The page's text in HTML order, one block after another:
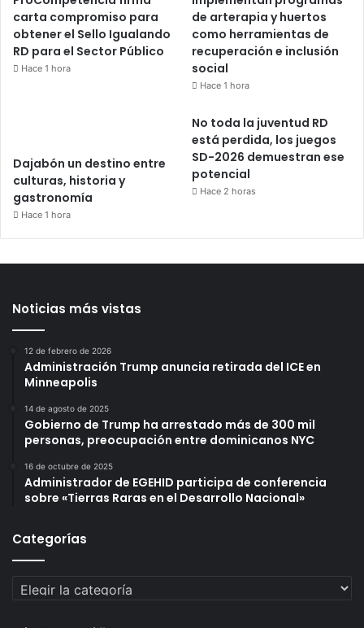
carta compromiso para
obtener el Sello Igualando
RD para el Sector Público
Hace 1 hora
de arterapia y huertos
como herramientas de
recuperación e inclusión
social
Hace 1 hora
Dajabón un destino entre
culturas, historia y
gastronomía
Hace 1 hora
No toda la juventud RD
está perdida, los juegos
SD-2026 demuestran ese
potencial
Hace 2 horas
Noticias más vistas
12 de febrero de 2026
Administración Trump anuncia retirada del ICE en
Minneapolis
14 de agosto de 2025
Gobierno de Trump ha arrestado más de 300 mil
personas, preocupación entre dominicanos NYC
16 de octubre de 2025
Administrador de EGEHID participa de conferencia
sobre «Tierras Raras en el Desarrollo Nacional»
Categorías
Categorías